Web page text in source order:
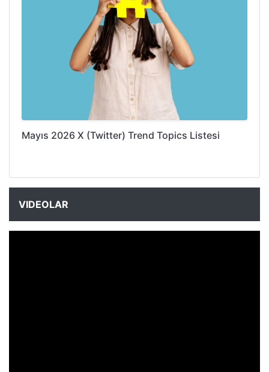
Mayıs 2026 X (Twitter) Trend Topics Listesi
VIDEOLAR